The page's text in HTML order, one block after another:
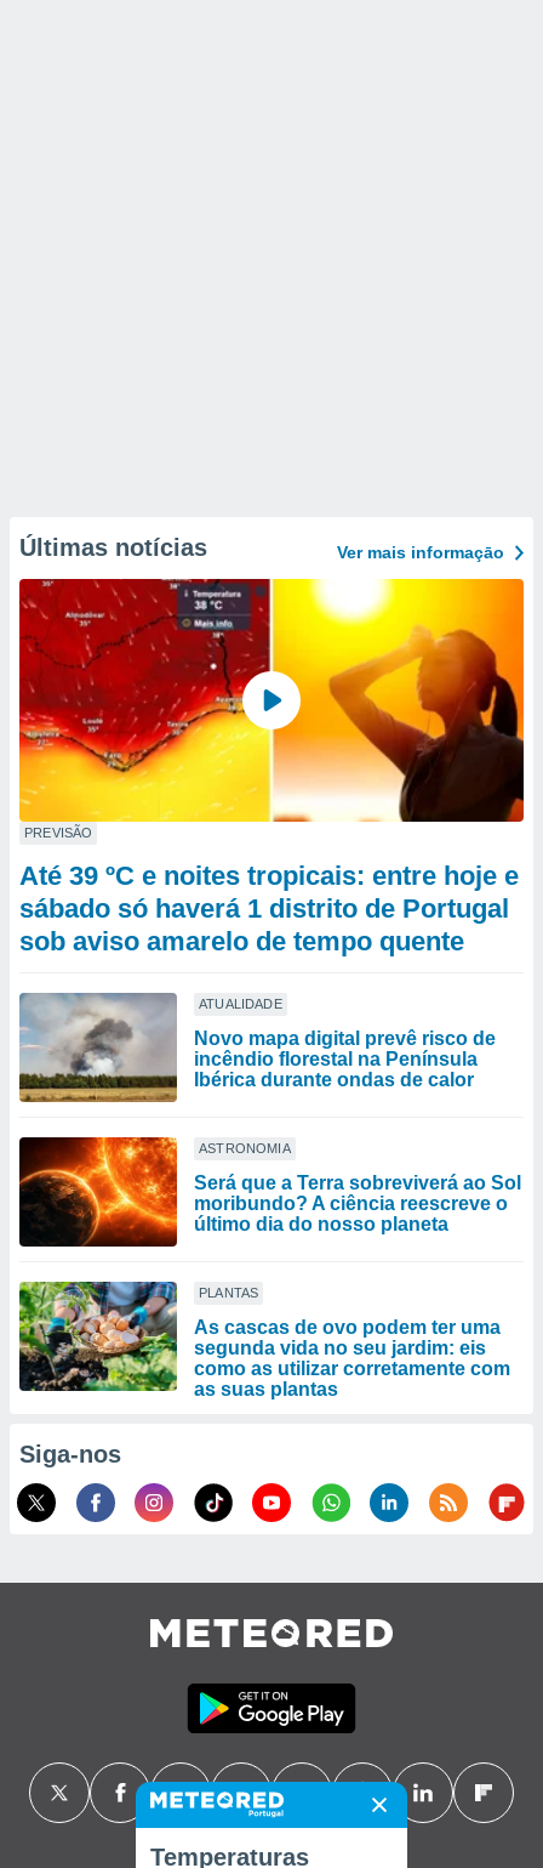
Últimas notícias Ver mais informaçāo
PREVISÃO
Até 39 ºC e noites tropicais: entre hoje e
sábado só haverá 1 distrito de Portugal
sob aviso amarelo de tempo quente
ATUALIDADE
Novo mapa digital prevê risco de
incêndio florestal na Península
Ibérica durante ondas de calor
ASTRONOMIA
Será que a Terra sobreviverá ao Sol
moribundo? A ciência reescreve o
último dia do nosso planeta
PLANTAS
As cascas de ovo podem ter uma
segunda vida no seu jardim: eis
como as utilizar corretamente com
as suas plantas
Siga-nos
Temperaturas